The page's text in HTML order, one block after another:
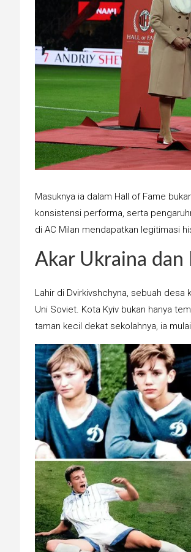
Masuknya ia dalam Hall of Fame
konsistensi performa, serta
di AC Milan mendapatkan legitimasi
Akar Ukraina dan
Lahir di Dvirkivshchyna, sebuah
Uni Soviet. Kota Kyiv bukan hanya
taman kecil dekat sekolahnya, ia